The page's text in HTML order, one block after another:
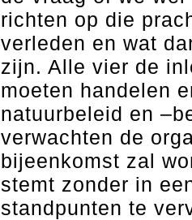
richten op die
verleden en wat
zijn. Alle vier de
moeten handelen
natuurbeleid en
verwachten de
bijeenkomst zal
stemt zonder in
standpunten te